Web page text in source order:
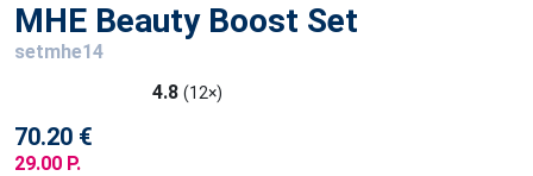
MHE Beauty Boost Set
setmhe14
4.8 (12×)
70.20 €
29.00 P.